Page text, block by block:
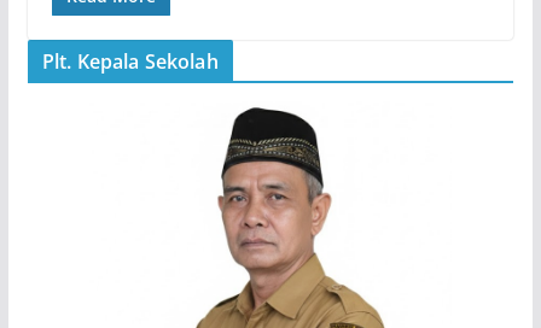
Plt. Kepala Sekolah